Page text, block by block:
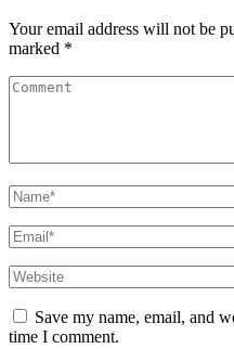
Your email address will not be
marked *
Save my name, email, and
time I comment.